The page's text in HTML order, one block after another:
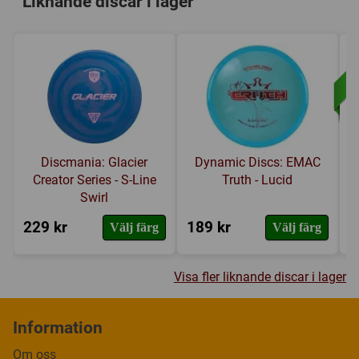
Discmania: Glacier
Creator Series - S-Line
Swirl
229 kr Välj färg
Dynamic Discs: EMAC
Truth - Lucid
189 kr Välj färg
Visa fler liknande discar i lager
Information
Om oss